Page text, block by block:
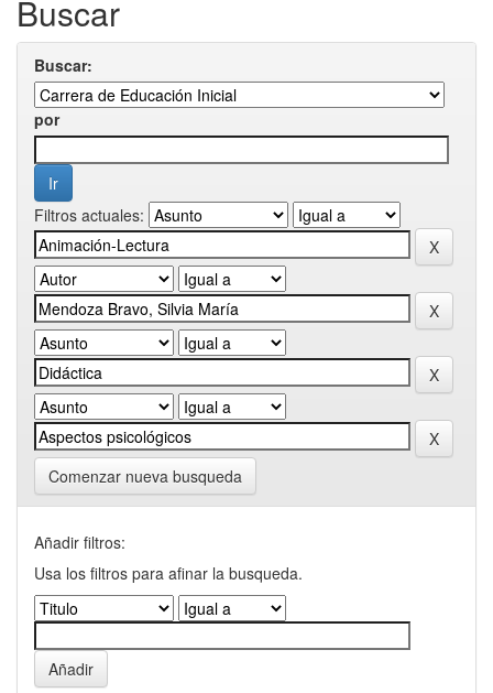
Buscar
Buscar:
por
Filtros actuales:
Comenzar nueva busqueda
Añadir filtros:
Usa los filtros para afinar la busqueda.